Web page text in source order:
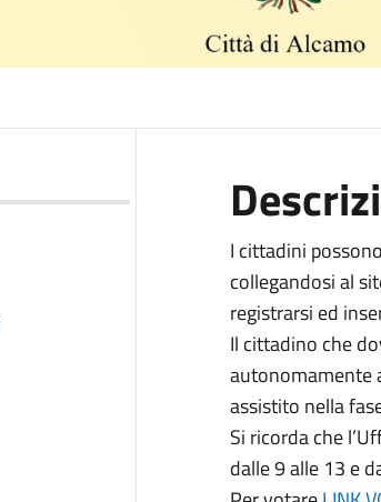
I cittadini
collegandosi al
registrarsi ed
Il cittadino che
autonomamente
assistito nella
Si ricorda che
dalle 9 alle 13 e